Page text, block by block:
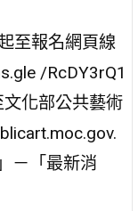
至報名網頁線
/RcDY3rQ1
化部公共藝術
－「最新消